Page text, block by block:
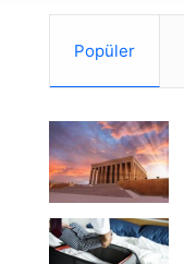
Popüler